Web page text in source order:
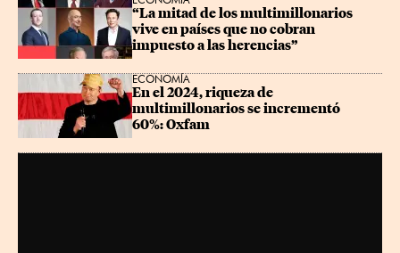
“La mitad de los multimillonarios
vive en países que no cobran
impuesto a las herencias”
ECONOMÍA
En el 2024, riqueza de
multimillonarios se incrementó
60%: Oxfam